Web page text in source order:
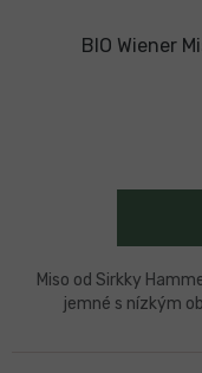
BIO Wiener
Miso od Sirkky
jemné s nízkým